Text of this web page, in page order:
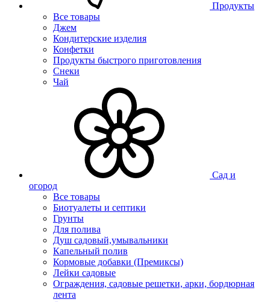
Продукты
Все товары
Джем
Кондитерские изделия
Конфетки
Продукты быстрого приготовления
Снеки
Чай
Сад и
огород
Все товары
Биотуалеты и септики
Грунты
Для полива
Душ садовый,умывальники
Капельный полив
Кормовые добавки (Премиксы)
Лейки садовые
Ограждения, садовые решетки, арки, бордюрная
лента